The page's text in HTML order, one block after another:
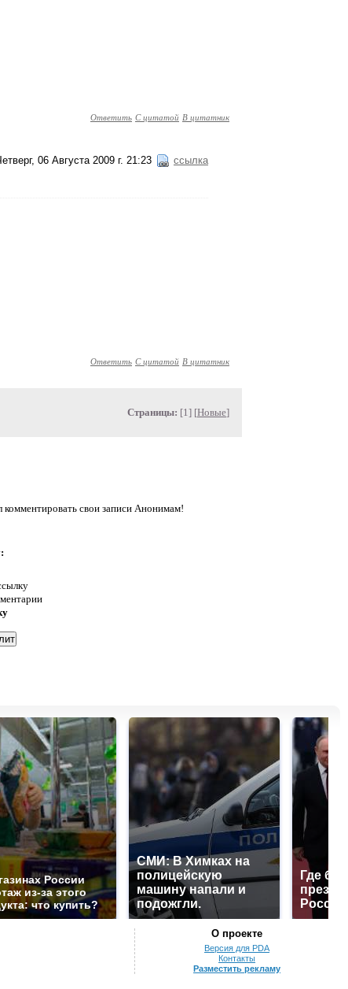
Ответить С цитатой В цитатник
06 Августа 2009 г. 21:23 ссылка
Ответить С цитатой В цитатник
Страницы: [1] [Новые]
комментировать свои записи Анонимам!
России
из-за этого
что купить?
СМИ: В Химках на
полицейскую
машину напали и
подожгли.
Где
О проекте
Версия для PDA
Контакты
Разместить рекламу